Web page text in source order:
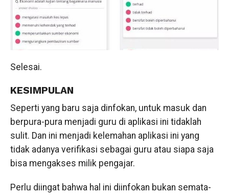
Selesai.
KESIMPULAN
Seperti yang baru saja dinfokan, untuk masuk dan
berpura-pura menjadi guru di aplikasi ini tidaklah
sulit. Dan ini menjadi kelemahan aplikasi ini yang
tidak adanya verifikasi sebagai guru atau siapa saja
bisa mengakses milik pengajar.
Perlu diingat bahwa hal ini diinfokan bukan semata-